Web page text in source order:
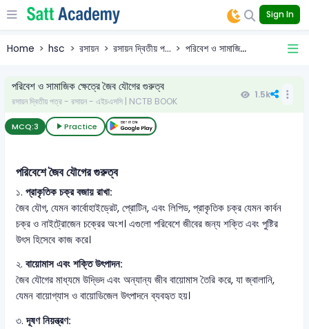
Sign In
Home hsc রসায়ন রসায়ন দ্বিতীয় প... পরিবেশ ও সামাজি...
পরিবেশ ও সামাজিক ক্ষেত্রে জৈব যৌগের গুরুত্ব
রসায়ন দ্বিতীয় পত্র - রসায়ন - এইচএসসি | NCTB BOOK
1.5k
MCQ:3 Practice
পরিবেশে জৈব যৌগের গুরুত্ব
১.প্রাকৃতিক চক্র বজায় রাখা:
জৈব যৌগ, যেমন কার্বোহাইড্রেট, প্রোটিন, এবং লিপিড, প্রাকৃতিক চক্র যেমন কার্বন
চক্র ও নাইট্রোজেন চক্রের অংশ। এগুলো পরিবেশে জীবের জন্য শক্তি এবং পুষ্টির
উৎস হিসেবে কাজ করে।
২.বায়োমাস এবং শক্তি উৎপাদন:
জৈব যৌগের মাধ্যমে উদ্ভিদ এবং অন্যান্য জীব বায়োমাস তৈরি করে, যা জ্বালানি,
যেমন বায়োগ্যাস ও বায়োডিজেল উৎপাদনে ব্যবহৃত হয়।
৩.দূষণ নিয়ন্ত্রণ: